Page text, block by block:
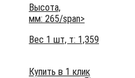
Высота,
мм: 265/span>
Вес 1 шт, т: 1,359
Купить в 1 клик